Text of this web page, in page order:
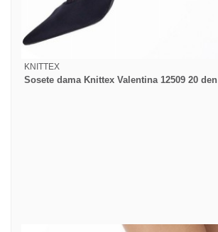
KNITTEX
Sosete dama Knittex Valentina 12509 20 den